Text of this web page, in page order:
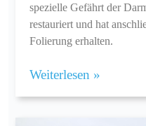
spezielle Gefährt der
restauriert und hat
Folierung erhalten.
Weiterlesen »